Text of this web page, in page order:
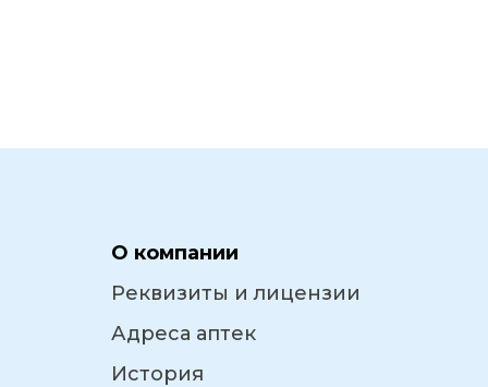
О компании
Реквизиты и лицензии
Адреса аптек
История